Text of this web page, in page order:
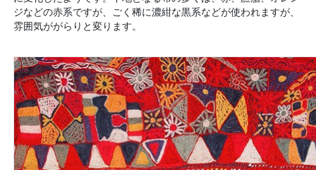
ジなどの赤系ですが、ごく稀に濃紺な黒系などが使われますが、
雰囲気ががらりと変ります。